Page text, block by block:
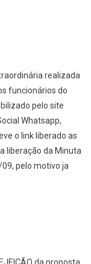
realizada
funcionários do
pelo site
Whatsapp,
o link liberado as
liberação da Minuta
09, pelo motivo ja